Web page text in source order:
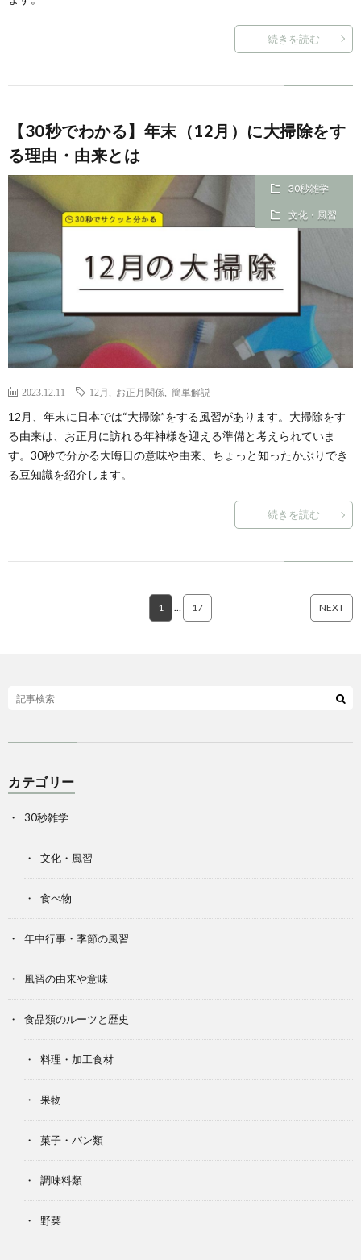
続きを読む
【30秒でわかる】年末（12月）に大掃除をす
る理由・由来とは
30秒雑学
文化・風習
2023.12.11 12月 お正月関係 簡単解説
12月、年末に日本では“大掃除”をする風習があります。大掃除をす
る由来は、お正月に訪れる年神様を迎える準備と考えられていま
す。30秒で分かる大晦日の意味や由来、ちょっと知ったかぶりでき
る豆知識を紹介します。
続きを読む
1 … 17 NEXT
カテゴリー
30秒雑学
文化・風習
食べ物
年中行事・季節の風習
風習の由来や意味
食品類のルーツと歴史
料理・加工食材
果物
菓子・パン類
調味料類
野菜